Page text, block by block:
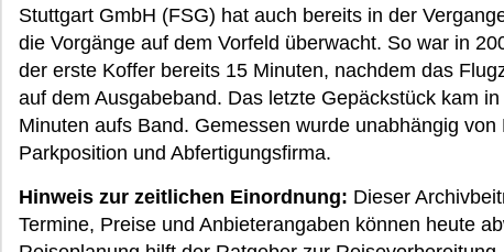
Stuttgart GmbH (FSG) hat auch bereits in der
die Vorgänge auf dem Vorfeld überwacht. So war in
der erste Koffer bereits 15 Minuten, nachdem das
auf dem Ausgabeband. Das letzte Gepäckstück kam
Minuten aufs Band. Gemessen wurde unabhängig
Parkposition und Abfertigungsfirma.
Hinweis zur zeitlichen Einordnung: Dieser
Termine, Preise und Anbieterangaben können heute